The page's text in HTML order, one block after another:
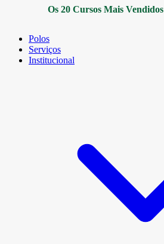
Os 20 Cursos Mais Vendidos
Polos
Serviços
Institucional